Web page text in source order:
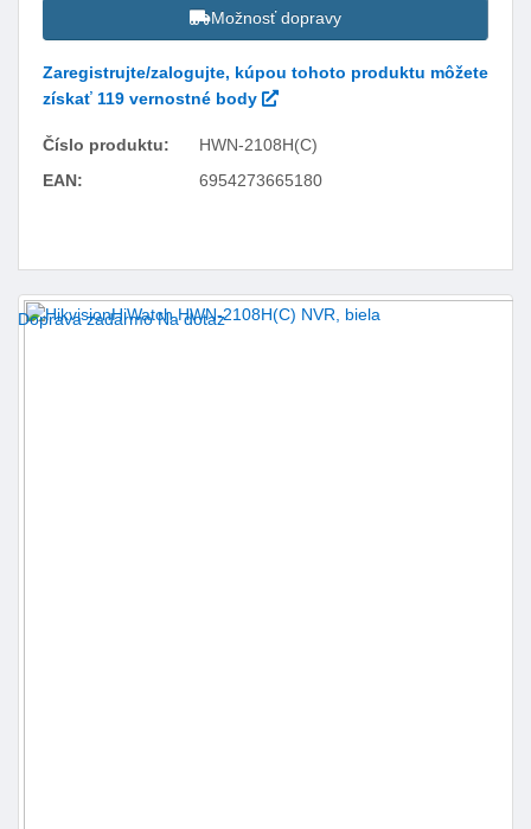
Možnosť dopravy
Zaregistrujte/zalogujte, kúpou tohoto produktu môžete
získať 119 vernostné body
Číslo produktu:
HWN-2108H(C)
EAN:
6954273665180
Doprava zadarmo Na dotaz